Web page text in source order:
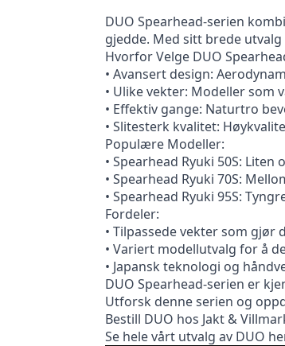
DUO Spearhead-serien
gjedde. Med sitt brede
Hvorfor Velge DUO
• Avansert design:
• Ulike vekter: Modeller
• Effektiv gange: Naturtro
• Slitesterk kvalitet:
Populære Modeller:
• Spearhead Ryuki 50S:
• Spearhead Ryuki 70S:
• Spearhead Ryuki 95S:
Fordeler:
• Tilpassede vekter som
• Variert modellutvalg for å
• Japansk teknologi og
DUO Spearhead-serien er
Utforsk denne serien og
Bestill DUO hos Jakt &
Se hele vårt utvalg av DUO